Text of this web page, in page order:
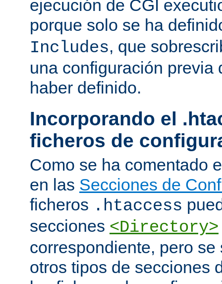
ejecución de CGI
porque solo se ha
Includes, que
una configuración previa
haber definido.
Incorporando el
ficheros de
Como se ha comentado
en las Secciones de
ficheros .htaccess
secciones <Directory>
correspondiente, pero
otros tipos de secciones